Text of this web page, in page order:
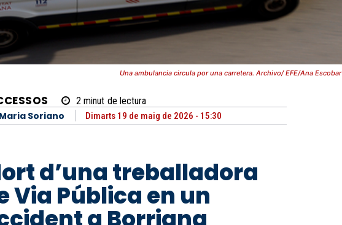
Una ambulancia circula por una carretera. Archivo/ EFE/Ana Escobar
2minut de lectura
Maria Soriano Dimarts 19 de maig de 2026 - 15:30
d’una treballadora
Via Pública en un